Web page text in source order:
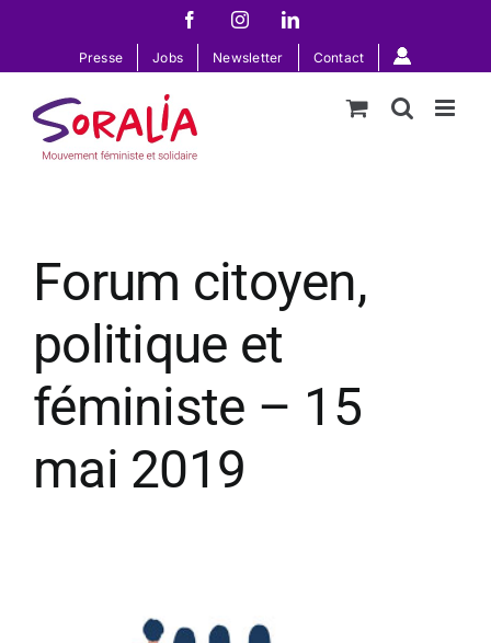
contenu
FacebookInstagramLinkedIn
Presse Jobs Newsletter Contact
Forum citoyen,
politique et
féministe – 15
mai 2019